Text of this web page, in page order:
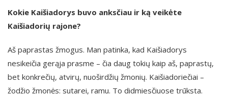
Kokie Kaišiadorys buvo anksčiau ir ką veikėte
Kaišiadorių rajone?
Aš paprastas žmogus. Man patinka, kad Kaišiadorys
nesikeičia gerąja prasme – čia daug tokių kaip aš, paprastų,
bet konkrečių, atvirų, nuoširdžių žmonių. Kaišiadoriečiai –
žodžio žmonės: sutarei, ramu. To didmiesčiuose trūksta.